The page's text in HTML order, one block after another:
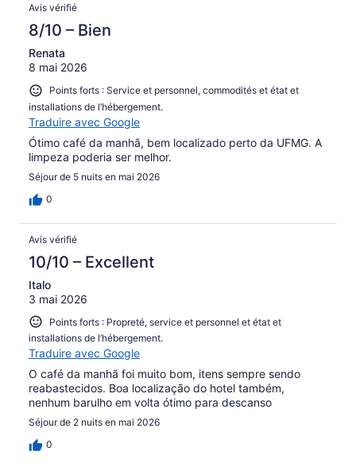
Avis vérifié
8/10 – Bien
Renata
8 mai 2026
Points forts : Service et personnel, commodités et état et
installations de l’hébergement.
Traduire avec Google
Ótimo café da manhã, bem localizado perto da UFMG. A
limpeza poderia ser melhor.
Séjour de 5 nuits en mai 2026
0
Avis vérifié
10/10 – Excellent
Italo
3 mai 2026
Points forts : Propreté, service et personnel et état et
installations de l’hébergement.
Traduire avec Google
O café da manhã foi muito bom, itens sempre sendo
reabastecidos. Boa localização do hotel também,
nenhum barulho em volta ótimo para descanso
Séjour de 2 nuits en mai 2026
0